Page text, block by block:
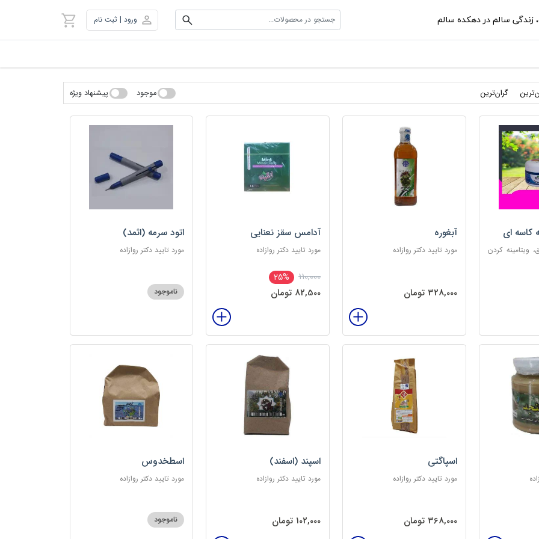
، زندگی سالم در دهکده سالم جستجو در محصولات... ورود | ثبت نام
گران‌ترین موجود پیشنهاد ویژه
کاسه ای
ویتامینه کردن
آبغوره
مورد تایید دکتر روازاده
328,000 تومان
آدامس سقز نعنایی
مورد تایید دکتر روازاده
110,000
25%
82,500 تومان
اتود سرمه (اثمد)
مورد تایید دکتر روازاده
ناموجود
اسپاگتی
مورد تایید دکتر روازاده
368,000 تومان
اسپند (اسفند)
مورد تایید دکتر روازاده
102,000 تومان
اسطخدوس
مورد تایید دکتر روازاده
ناموجود